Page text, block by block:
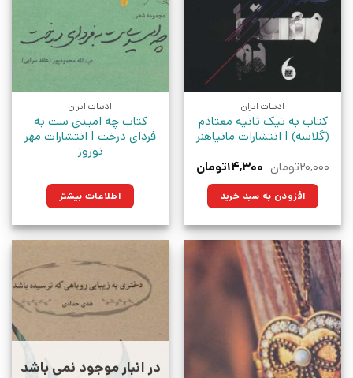
ادبیات ایران
کتاب به تیک ثانیه معتادم
(گلاسه) | انتشارات مانیاهنر
۲۰,۰۰۰تومان قیمت
۲۰,۰۰۰تومان
بود.
۱۴,۳۰۰تومانقیمت
فعلی:
افزودن به سبد خرید
ادبیات ایران
کتاب چه امیدی ست به
فردای درخت | انتشارات مهر
نوروز
اطلاعات بیشتر
در انبار موجود نمی باشد